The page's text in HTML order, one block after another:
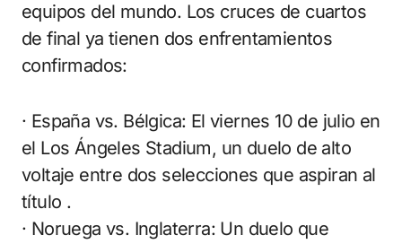
equipos del mundo. Los cruces de cuartos
de final ya tienen dos enfrentamientos
confirmados:
· España vs. Bélgica: El viernes 10 de julio en
el Los Ángeles Stadium, un duelo de alto
voltaje entre dos selecciones que aspiran al
título .
· Noruega vs. Inglaterra: Un duelo que